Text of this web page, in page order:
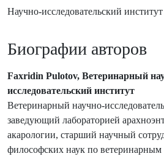
Научно-исследовательский
Биографии авторов
Faxridin Pulotov, Ветеринарный
исследовательский институт
Ветеринарный научно-
заведующий лабораторией
акарологии, старший научный
философских наук по ветеринарным